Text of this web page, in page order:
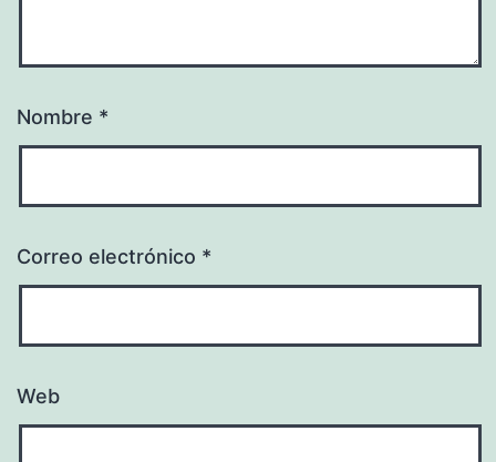
Nombre *
Correo electrónico *
Web